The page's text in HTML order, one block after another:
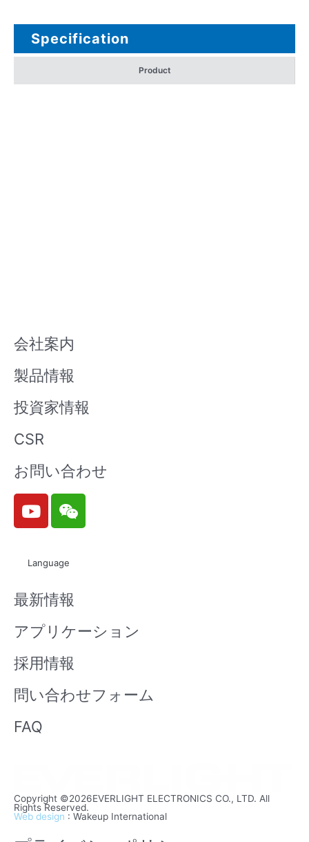
Specification
Product
会社案内
製品情報
投資家情報
CSR
お問い合わせ
Y
o
u
b
e
W
e
i
n
Language
最新情報
アプリケーション
採用情報
問い合わせフォーム
FAQ
Copyright ©2026EVERLIGHT ELECTRONICS CO., LTD. All
Rights Reserved.
Web design : Wakeup International